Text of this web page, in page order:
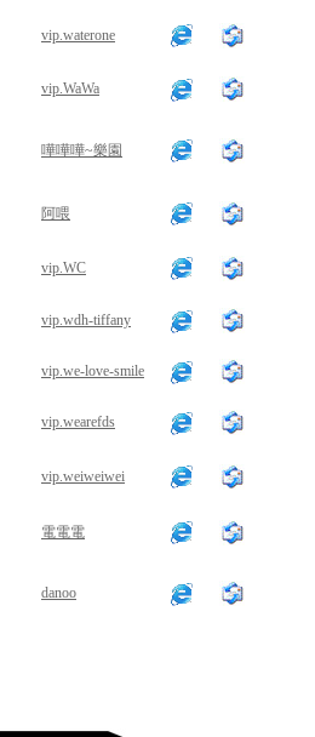
vip.waterone
vip.WaWa
嘩嘩嘩~樂園
阿喂
vip.WC
vip.wdh-tiffany
vip.we-love-smile
vip.wearefds
vip.weiweiwei
電電電
danoo